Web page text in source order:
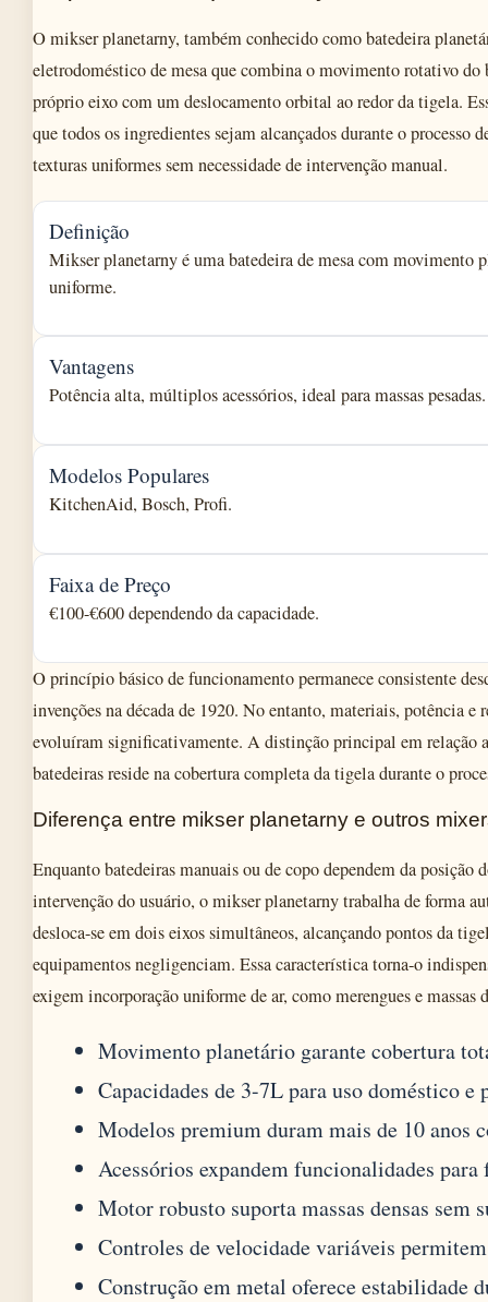
O mikser planetarny, também conhecido como batedeira
eletrodoméstico de mesa que combina o movimento rotativo do
próprio eixo com um deslocamento orbital ao redor da tigela.
que todos os ingredientes sejam alcançados durante o processo
texturas uniformes sem necessidade de intervenção manual.
Definição
Mikser planetarny é uma batedeira de mesa com movimento
uniforme.
Vantagens
Potência alta, múltiplos acessórios, ideal para massas pesadas.
Modelos Populares
KitchenAid, Bosch, Profi.
Faixa de Preço
€100-€600 dependendo da capacidade.
O princípio básico de funcionamento permanece consistente
invenções na década de 1920. No entanto, materiais, potência e
evoluíram significativamente. A distinção principal em relação
batedeiras reside na cobertura completa da tigela durante o
Diferença entre mikser planetarny e outros
Enquanto batedeiras manuais ou de copo dependem da posição
intervenção do usuário, o mikser planetarny trabalha de forma
desloca-se em dois eixos simultâneos, alcançando pontos da
equipamentos negligenciam. Essa característica torna-o
exigem incorporação uniforme de ar, como merengues e massas
Movimento planetário garante cobertura
Capacidades de 3-7L para uso doméstico e
Modelos premium duram mais de 10 anos
Acessórios expandem funcionalidades
Motor robusto suporta massas densas sem
Controles de velocidade variáveis
Construção em metal oferece estabilidade